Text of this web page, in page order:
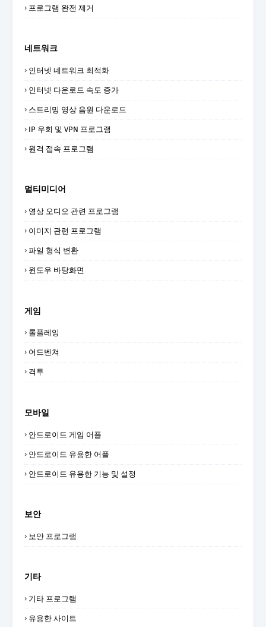
프로그램 완전 제거
네트워크
인터넷 네트워크 최적화
인터넷 다운로드 속도 증가
스트리밍 영상 음원 다운로드
IP 우회 및 VPN 프로그램
원격 접속 프로그램
멀티미디어
영상 오디오 관련 프로그램
이미지 관련 프로그램
파일 형식 변환
윈도우 바탕화면
게임
롤플레잉
어드벤쳐
격투
모바일
안드로이드 게임 어플
안드로이드 유용한 어플
안드로이드 유용한 기능 및 설정
보안
보안 프로그램
기타
기타 프로그램
유용한 사이트